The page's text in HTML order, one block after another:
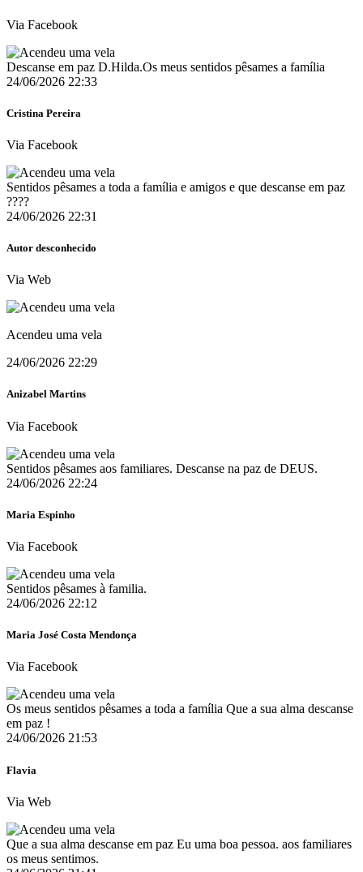
Via Facebook
Descanse em paz D.Hilda.Os meus sentidos pêsames a família
24/06/2026 22:33
Cristina Pereira
Via Facebook
Sentidos pêsames a toda a família e amigos e que descanse em paz
????
24/06/2026 22:31
Autor desconhecido
Via Web
Acendeu uma vela
24/06/2026 22:29
Anizabel Martins
Via Facebook
Sentidos pêsames aos familiares. Descanse na paz de DEUS.
24/06/2026 22:24
Maria Espinho
Via Facebook
Sentidos pêsames à familia.
24/06/2026 22:12
Maria José Costa Mendonça
Via Facebook
Os meus sentidos pêsames a toda a família Que a sua alma descanse
em paz !
24/06/2026 21:53
Flavia
Via Web
Que a sua alma descanse em paz Eu uma boa pessoa. aos familiares
os meus sentimos.